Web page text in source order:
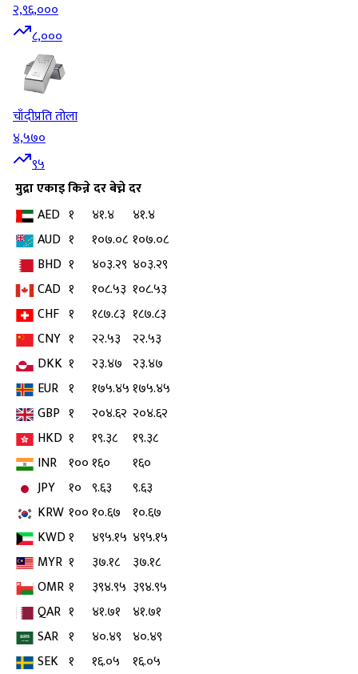
२,९६,०००
८,०००
चाँदीप्रति तोला
४,५७०
९५
मुद्राएकाइकिन्ने दरबेच्ने दर
AED १ ४१.४
४१.४
AUD १ १०७.०८ १०७.०८
BHD १ ४०३.२९ ४०३.२९
CAD १ १०८.५३ १०८.५३
CHF १ १८७.८३ १८७.८३
CNY १ २२.५३
२२.५३
DKK १ २३.४७ २३.४७
EUR १ १७५.४५१७५.४५
GBP १ २०४.६२ २०४.६२
HKD १ १९.३८
१९.३८
INR १००१६०
१६०
JPY
१० ९.६३
९.६३
KRW १००१०.६७ १०.६७
KWD१ ४९५.१५ ४९५.१५
MYR १ ३७.१८
३७.१८
OMR १ ३९४.९५ ३९४.९५
QAR १ ४१.७१
४१.७१
SAR १ ४०.४९ ४०.४९
SEK १ १६.०५
१६.०५